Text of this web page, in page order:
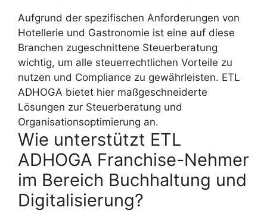
Aufgrund der spezifischen Anforderungen von
Hotellerie und Gastronomie ist eine auf diese
Branchen zugeschnittene Steuerberatung
wichtig, um alle steuerrechtlichen Vorteile zu
nutzen und Compliance zu gewährleisten. ETL
ADHOGA bietet hier maßgeschneiderte
Lösungen zur Steuerberatung und
Organisationsoptimierung an.
Wie unterstützt ETL
ADHOGA Franchise-Nehmer
im Bereich Buchhaltung und
Digitalisierung?